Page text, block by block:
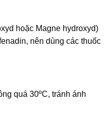
hoặc Magne hydroxyd)
nên dùng các thuốc
quá 30ºC, tránh ánh